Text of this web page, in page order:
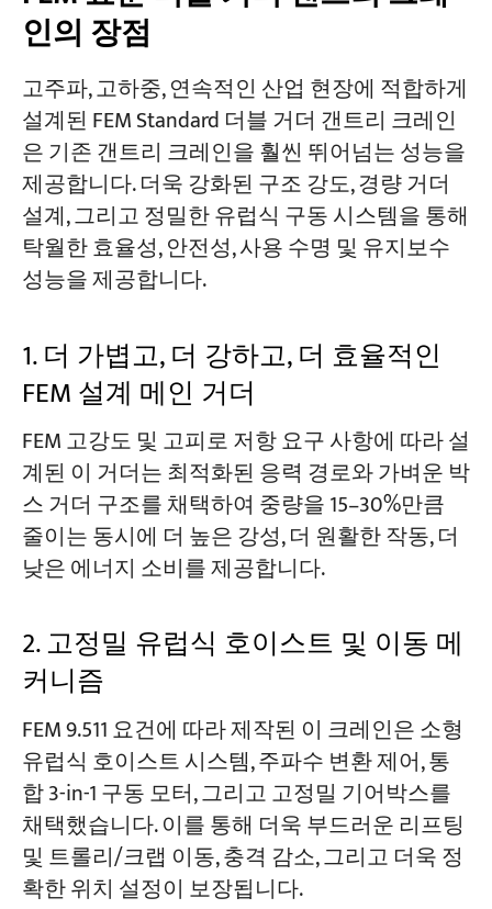
인의 장점
고주파, 고하중, 연속적인 산업 현장에 적합하게
설계된 FEM Standard 더블 거더 갠트리 크레인
은 기존 갠트리 크레인을 훨씬 뛰어넘는 성능을
제공합니다. 더욱 강화된 구조 강도, 경량 거더
설계, 그리고 정밀한 유럽식 구동 시스템을 통해
탁월한 효율성, 안전성, 사용 수명 및 유지보수
성능을 제공합니다.
1. 더 가볍고, 더 강하고, 더 효율적인
FEM 설계 메인 거더
FEM 고강도 및 고피로 저항 요구 사항에 따라 설
계된 이 거더는 최적화된 응력 경로와 가벼운 박
스 거더 구조를 채택하여 중량을 15–30%만큼
줄이는 동시에 더 높은 강성, 더 원활한 작동, 더
낮은 에너지 소비를 제공합니다.
2. 고정밀 유럽식 호이스트 및 이동 메
커니즘
FEM 9.511 요건에 따라 제작된 이 크레인은 소형
유럽식 호이스트 시스템, 주파수 변환 제어, 통
합 3-in-1 구동 모터, 그리고 고정밀 기어박스를
채택했습니다. 이를 통해 더욱 부드러운 리프팅
및 트롤리/크랩 이동, 충격 감소, 그리고 더욱 정
확한 위치 설정이 보장됩니다.